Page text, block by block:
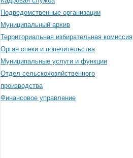
Подведомственные организации
Муниципальный архив
Территориальная избирательная комиссия
Орган опеки и попечительства
Муниципальные услуги и функции
Отдел сельскохозяйственного
производства
Финансовое управление